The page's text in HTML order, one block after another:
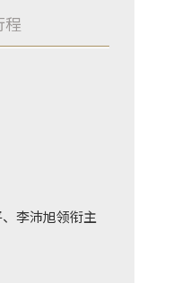
程
李沛旭领衔主